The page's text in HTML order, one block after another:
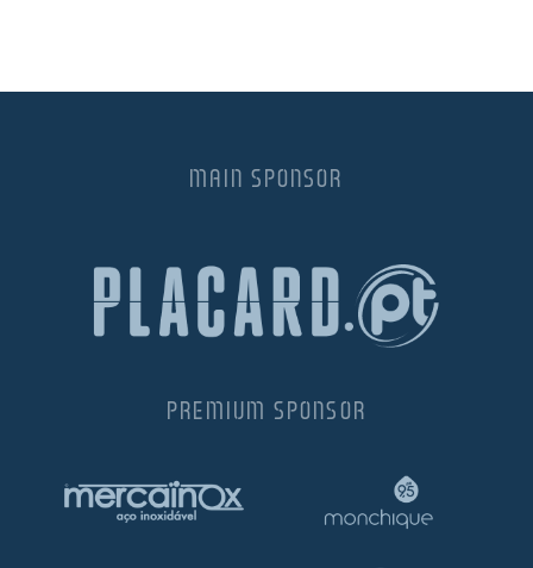
MAIN SPONSOR
PREMIUM SPONSOR